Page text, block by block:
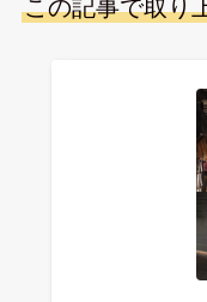
この記事で取り